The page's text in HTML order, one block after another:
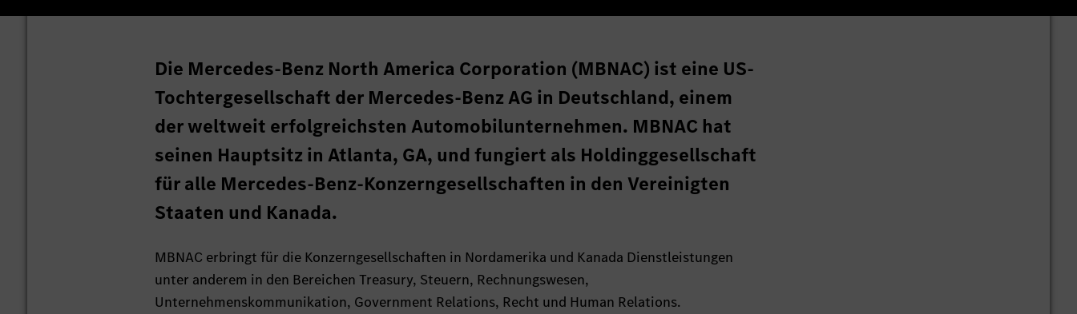
Die Mercedes-Benz North America Corporation (MBNAC) ist eine US-
Tochtergesellschaft der Mercedes-Benz AG in Deutschland, einem
der weltweit erfolgreichsten Automobilunternehmen. MBNAC hat
seinen Hauptsitz in Atlanta, GA, und fungiert als Holdinggesellschaft
für alle Mercedes-Benz-Konzerngesellschaften in den Vereinigten
Staaten und Kanada.
MBNAC erbringt für die Konzerngesellschaften in Nordamerika und Kanada Dienstleistungen
unter anderem in den Bereichen Treasury, Steuern, Rechnungswesen,
Unternehmenskommunikation, Government Relations, Recht und Human Relations.